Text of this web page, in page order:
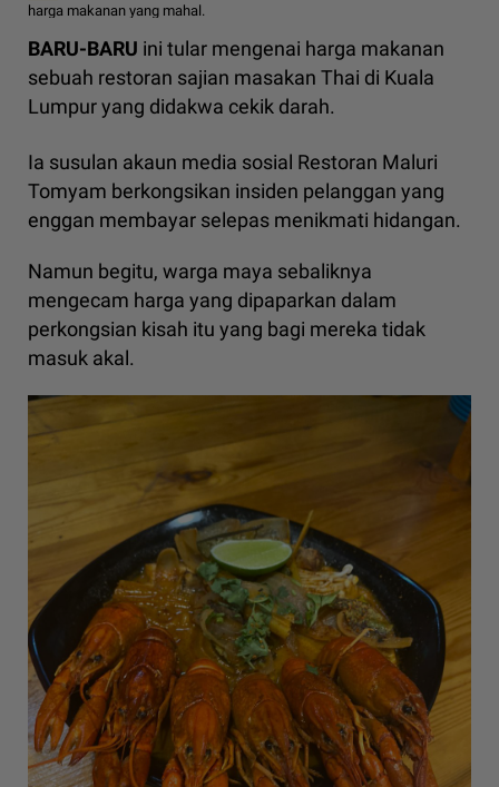
harga makanan yang mahal.
BARU-BARU ini tular mengenai harga makanan
sebuah restoran sajian masakan Thai di Kuala
Lumpur yang didakwa cekik darah.
Ia susulan akaun media sosial Restoran Maluri
Tomyam berkongsikan insiden pelanggan yang
enggan membayar selepas menikmati hidangan.
Namun begitu, warga maya sebaliknya
mengecam harga yang dipaparkan dalam
perkongsian kisah itu yang bagi mereka tidak
masuk akal.